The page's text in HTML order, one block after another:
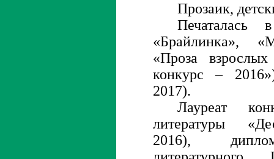
Прозаик,
Печаталась
«Брайлинка»,
«Проза взрослых
конкурс –
2017).
Лауреат
литературы
2016),